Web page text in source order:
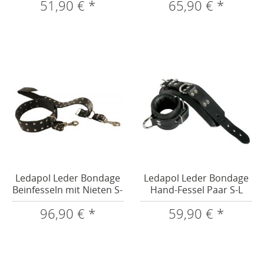
51,90 € * 65,90 € *
Ledapol Leder Bondage
Beinfesseln mit Nieten S-
L
96,90 € *
Ledapol Leder Bondage
Hand-Fessel Paar S-L
59,90 € *